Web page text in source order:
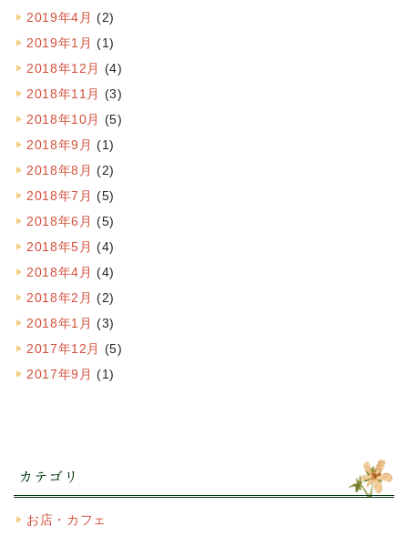
2019年4月 (2)
2019年1月 (1)
2018年12月 (4)
2018年11月 (3)
2018年10月 (5)
2018年9月 (1)
2018年8月 (2)
2018年7月 (5)
2018年6月 (5)
2018年5月 (4)
2018年4月 (4)
2018年2月 (2)
2018年1月 (3)
2017年12月 (5)
2017年9月 (1)
カテゴリ
お店・カフェ